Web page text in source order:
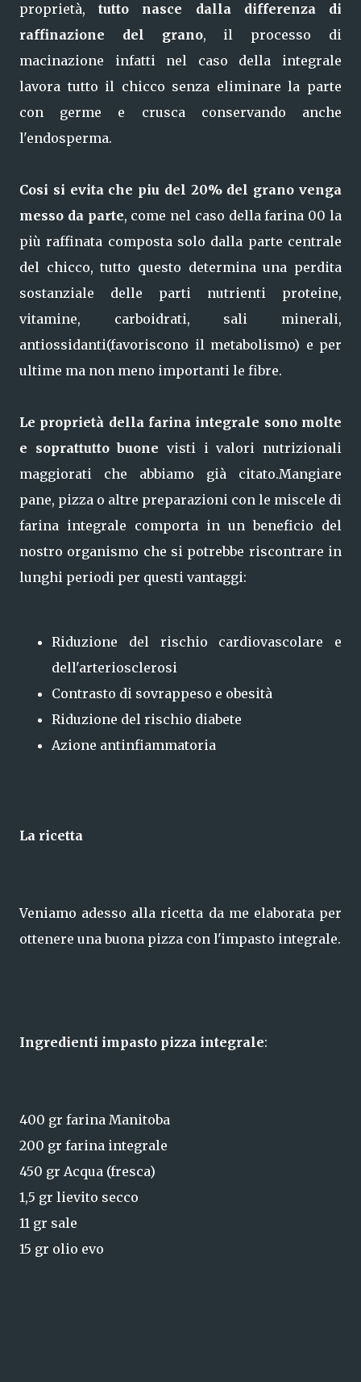
proprietà,tutto nasce dalla differenza di
raffinazione del grano, il processo di
macinazione infatti nel caso della integrale
lavora tutto il chicco senza eliminare la parte
con germe e crusca conservando anche
l'endosperma.
Cosi si evita che piu del 20% del grano venga
messo da parte, come nel caso della farina 00 la
più raffinata composta solo dalla parte centrale
del chicco, tutto questo determina una perdita
sostanziale delle parti nutrienti proteine,
vitamine, carboidrati, sali minerali,
antiossidanti(favoriscono il metabolismo) e per
ultime ma non meno importanti le fibre.
Le proprietà della farina integrale sono molte
e soprattutto buone visti i valori nutrizionali
maggiorati che abbiamo già citato.Mangiare
pane, pizza o altre preparazioni con le miscele di
farina integrale comporta in un beneficio del
nostro organismo che si potrebbe riscontrare in
lunghi periodi per questi vantaggi:
Riduzione del rischio cardiovascolare e
dell'arteriosclerosi
Contrasto di sovrappeso e obesità
Riduzione del rischio diabete
Azione antinfiammatoria
La ricetta
Veniamo adesso alla ricetta da me elaborata per
ottenere una buona pizza con l'impasto integrale.
Ingredienti impasto pizza integrale:
400 gr farina Manitoba
200 gr farina integrale
450 gr Acqua (fresca)
1,5 gr lievito secco
11 gr sale
15 gr olio evo